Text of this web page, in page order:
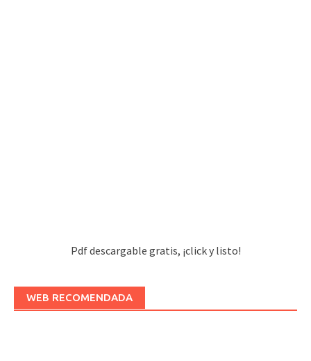
Pdf descargable gratis, ¡click y listo!
WEB RECOMENDADA